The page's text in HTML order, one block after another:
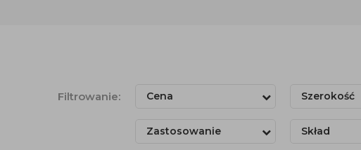
Filtrowanie: Cena Szerokość
Zastosowanie Skład